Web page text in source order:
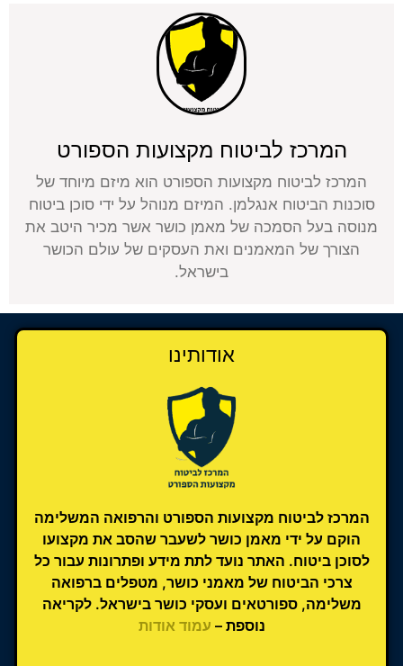
המרכז לביטוח מקצועות הספורט
המרכז לביטוח מקצועות הספורט הוא מיזם מיוחד של
סוכנות הביטוח אנגלמן. המיזם מנוהל על ידי סוכן ביטוח
מנוסה בעל הסמכה של מאמן כושר אשר מכיר היטב את
הצורך של המאמנים ואת העסקים של עולם הכושר
בישראל.
אודותינו
המרכז לביטוח מקצועות הספורט והרפואה המשלימה
הוקם על ידי מאמן כושר לשעבר שהסב את מקצועו
לסוכן ביטוח. האתר נועד לתת מידע ופתרונות עבור כל
צרכי הביטוח של מאמני כושר, מטפלים ברפואה
משלימה, ספורטאים ועסקי כושר בישראל. לקריאה
נוספת – עמוד אודות